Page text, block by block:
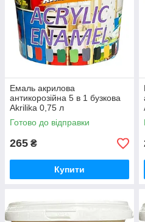
Емаль акрилова
антикорозійна 5 в 1 бузкова
Akrilika 0,75 л
Готово до відправки
265 ₴
Купити